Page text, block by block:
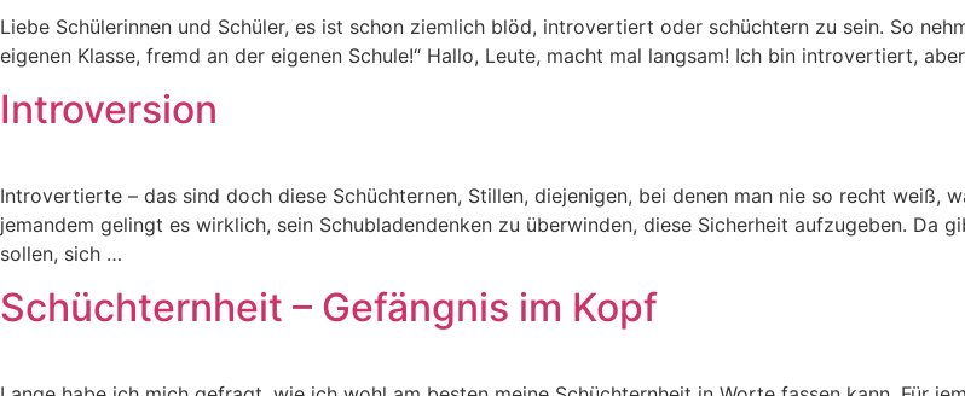
Liebe Schülerinnen und Schüler, es ist schon ziemlich blöd, introvertiert oder schüchtern zu sein. So
eigenen Klasse, fremd an der eigenen Schule!“ Hallo, Leute, macht mal langsam! Ich bin introvertiert,
Introversion
Introvertierte – das sind doch diese Schüchternen, Stillen, diejenigen, bei denen man nie so recht weiß,
jemandem gelingt es wirklich, sein Schubladendenken zu überwinden, diese Sicherheit aufzugeben. Da
sollen, sich …
Schüchternheit – Gefängnis im Kopf